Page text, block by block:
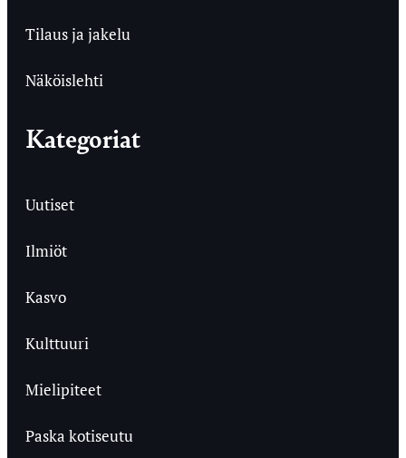
Tilaus ja jakelu
Näköislehti
Kategoriat
Uutiset
Ilmiöt
Kasvo
Kulttuuri
Mielipiteet
Paska kotiseutu